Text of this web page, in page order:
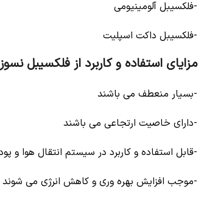
-فلکسیبل آلومینیومی
-فلکسیبل داکت اسپلیت
مزایای استفاده و کاربرد از فلکسیبل نسوز
-بسیار منعطف می باشند
-دارای خاصیت ارتجاعی می باشند
-قابل استفاده و کاربرد در سیستم انتقال هوا
-موجب افزایش بهره وری و کاهش انرژی می شوند